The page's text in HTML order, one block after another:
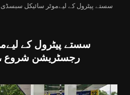
سستے پیٹرول کے لیےموٹر سائیکل
سستے پیٹرول کے
رجسٹریشن شروع ،